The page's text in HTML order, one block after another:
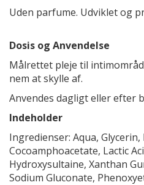
Uden parfume. Udviklet og
Dosis og Anvendelse
Målrettet pleje til
nem at skylle af.
Anvendes dagligt eller efter
Indeholder
Ingredienser: Aqua,
Cocoamphoacetate, Lactic
Hydroxysultaine, Xanthan
Sodium Gluconate,